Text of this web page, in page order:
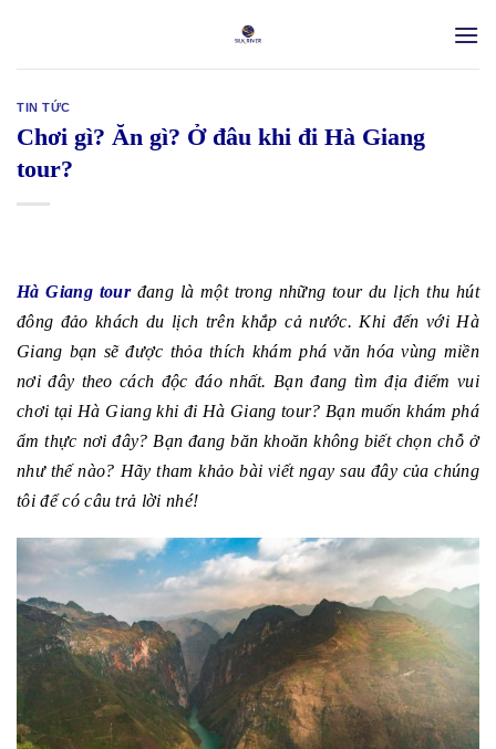
content
TIN TỨC
Chơi gì? Ăn gì? Ở đâu khi đi Hà Giang
tour?
Hà Giang tourđang là một trong những tour du lịch thu hút
đông đảo khách du lịch trên khắp cả nước. Khi đến với Hà
Giang bạn sẽ được thỏa thích khám phá văn hóa vùng miền
nơi đây theo cách độc đáo nhất. Bạn đang tìm địa điểm vui
chơi tại Hà Giang khi đi Hà Giang tour? Bạn muốn khám phá
ẩm thực nơi đây? Bạn đang băn khoăn không biết chọn chỗ ở
như thế nào? Hãy tham khảo bài viết ngay sau đây của chúng
tôi để có câu trả lời nhé!